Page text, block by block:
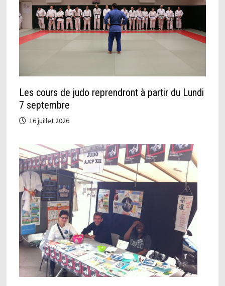
Les cours de judo reprendront à partir du Lundi
7 septembre
16 juillet 2026